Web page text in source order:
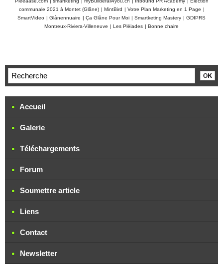
communale 2021 à Montet (Glâne) | MintBird | Votre Plan Marketing en 1 Page |
SmartVideo | Glânennuaire | Ça Glâne Pour Moi | Smartketing Mastery | GDIPRS
Montreux-Riviera-Villeneuve | Les Pléiades | Bonne chaire
Accueil
Galerie
Téléchargements
Forum
Soumettre article
Liens
Contact
Newsletter